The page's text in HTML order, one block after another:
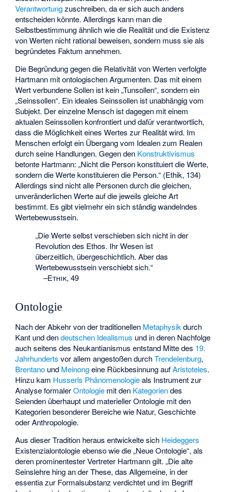
Verantwortungzuschreiben, da er sich auch anders
entscheiden könnte. Allerdings kann man die
Selbstbestimmung ähnlich wie die Realität und die Existenz
von Werten nicht rational beweisen, sondern muss sie als
begründetes Faktum annehmen.
Die Begründung gegen die Relativität von Werten verfolgte
Hartmann mit ontologischen Argumenten. Das mit einem
Wert verbundene Sollen ist kein „Tunsollen“, sondern ein
„Seinssollen“. Ein ideales Seinssollen ist unabhängig vom
Subjekt. Der einzelne Mensch ist dagegen mit einem
aktualen Seinssollen konfrontiert und dafür verantwortlich,
dass die Möglichkeit eines Wertes zur Realität wird. Im
Menschen erfolgt ein Übergang vom Idealen zum Realen
durch seine Handlungen. Gegen den Konstruktivismus
betonte Hartmann: „Nicht die Person konstituiert die Werte,
sondern die Werte konstituieren die Person.“ (Ethik, 134)
Allerdings sind nicht alle Personen durch die gleichen,
unveränderlichen Werte auf die jeweils gleiche Art
bestimmt. Es gibt vielmehr ein sich ständig wandelndes
Wertebewusstsein.
„Die Werte selbst verschieben sich nicht in der
Revolution des Ethos. Ihr Wesen ist
überzeitlich, übergeschichtlich. Aber das
Wertebewusstsein verschiebt sich.“
–Ethik, 49
Ontologie
Nach der Abkehr von der traditionellen Metaphysik durch
Kant und dendeutschen Idealismus und in deren Nachfolge
auch seitens des Neukantianismus entstand Mitte des 19.
Jahrhunderts vor allem angestoßen durchTrendelenburg,
Brentano und Meinongeine Rückbesinnung aufAristoteles.
Hinzu kam Husserls Phänomenologieals Instrument zur
Analyse formalerOntologie mit den Kategoriendes
Seienden überhaupt und materieller Ontologie mit den
Kategorien besonderer Bereiche wie Natur, Geschichte
oder Anthropologie.
Aus dieser Tradition heraus entwickelte sich Heideggers
Existenzialontologieebenso wie die „Neue Ontologie“, als
deren prominentester Vertreter Hartmann gilt. „Die alte
Seinslehre hing an der These, das Allgemeine, in der
essentia zur Formalsubstanz verdichtet und im Begriff